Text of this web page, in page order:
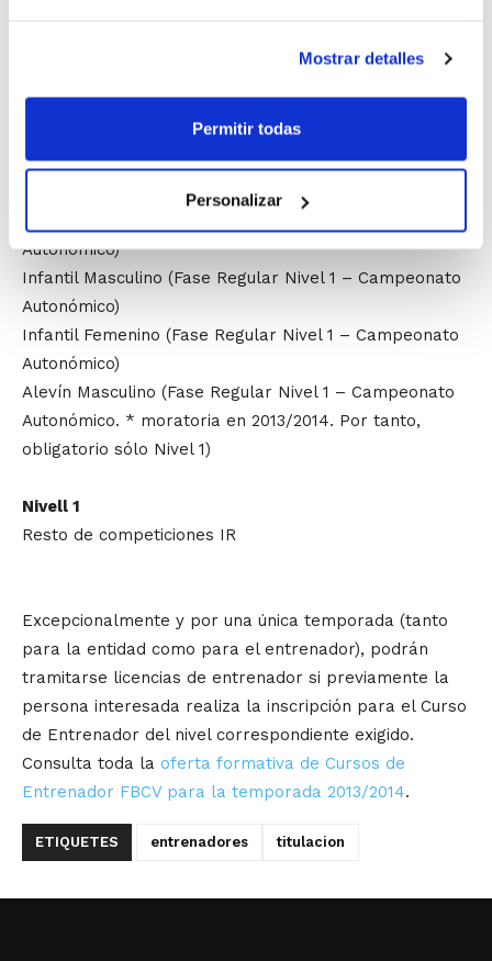
Mostrar detalles
Permitir todas
Personalizar
establecen los siguientes requisitos de titulación de
Cadete Masculino (Fase Regular Nivel 1 – Campeonato
Autonómico)
Infantil Masculino (Fase Regular Nivel 1 – Campeonato
Autonómico)
Infantil Femenino (Fase Regular Nivel 1 – Campeonato
Autonómico)
Alevín Masculino (Fase Regular Nivel 1 – Campeonato
Autonómico. * moratoria en 2013/2014. Por tanto,
obligatorio sólo Nivel 1)
Nivell 1
Resto de competiciones IR
Excepcionalmente y por una única temporada (tanto
para la entidad como para el entrenador), podrán
tramitarse licencias de entrenador si previamente la
persona interesada realiza la inscripción para el Curso
de Entrenador del nivel correspondiente exigido.
Consulta toda la oferta formativa de Cursos de
Entrenador FBCV para la temporada 2013/2014.
ETIQUETES entrenadores titulacion